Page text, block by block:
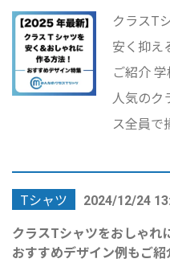
く作る方
社 おす
紹介しま
なデザイ
クラスT
安く抑え
ご紹介
人気のク
ス全員で
大切なア
や費用、
多いのが
おしゃれ
Tシャツ 2024/12/24
クラスTシャツをおしゃれ
おすすめデザイン例もご紹